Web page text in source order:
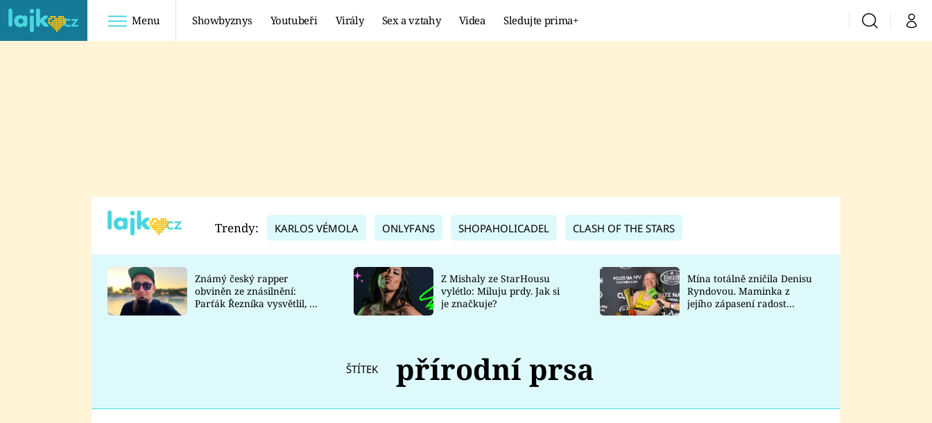
Menu Showbyznys Youtubeři Virály Sex a vztahy Videa Sledujte prima+ VyhledáváníMůj
TADEÁŠ KUBĚNKA
DATEL
Prima Lajk
Sledujte nás
Trendy: KARLOS VÉMOLA ONLYFANS SHOPAHOLICADEL CLASH OF THE STARS
Známý český rapper
obviněn ze znásilnění:
Parťák Řezníka vysvětlil, co
Z Mishaly ze StarHousu
vylétlo: Miluju prdy. Jak si
je značkuje?
Mína totálně zničila Denisu
Ryndovou. Maminka z
jejího zápasení radost
ŠTÍTEK přírodní prsa